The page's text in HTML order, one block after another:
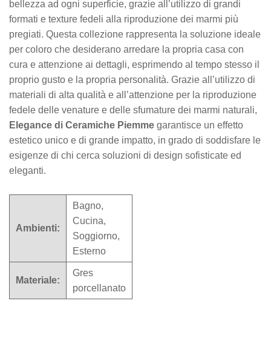
bellezza ad ogni superficie, grazie all’utilizzo di grandi
formati e texture fedeli alla riproduzione dei marmi più
pregiati. Questa collezione rappresenta la soluzione ideale
per coloro che desiderano arredare la propria casa con
cura e attenzione ai dettagli, esprimendo al tempo stesso il
proprio gusto e la propria personalità. Grazie all’utilizzo di
materiali di alta qualità e all’attenzione per la riproduzione
fedele delle venature e delle sfumature dei marmi naturali,
Elegance di Ceramiche Piemme garantisce un effetto
estetico unico e di grande impatto, in grado di soddisfare le
esigenze di chi cerca soluzioni di design sofisticate ed
eleganti.
Ambienti:
Bagno,
Cucina,
Soggiorno,
Esterno
Materiale:
Gres
porcellanato